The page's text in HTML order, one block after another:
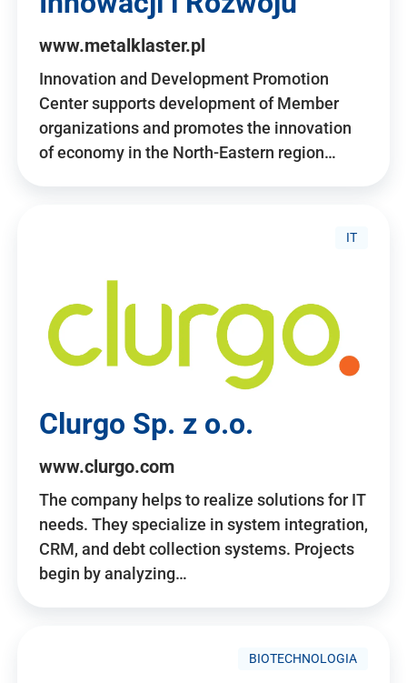
www.metalklaster.pl
Innovation and Development Promotion
Center supports development of Member
organizations and promotes the innovation
of economy in the North-Eastern region…
IT
Clurgo Sp. z o.o.
www.clurgo.com
The company helps to realize solutions for IT
needs. They specialize in system integration,
CRM, and debt collection systems. Projects
begin by analyzing…
BIOTECHNOLOGIA